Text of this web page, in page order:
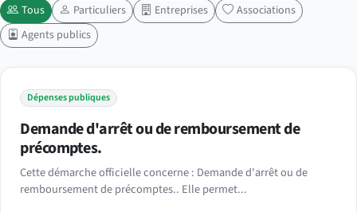
Tous Particuliers Entreprises
Associations
Agents publics
Dépenses publiques
Demande d'arrêt ou de remboursement de
précomptes.
Cette démarche officielle concerne : Demande d'arrêt ou de
remboursement de précomptes.. Elle permet...